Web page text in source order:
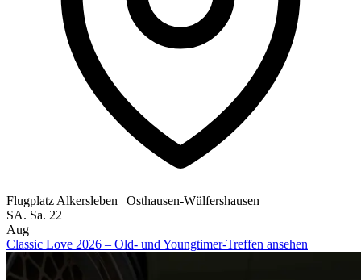
Flugplatz Alkersleben | Osthausen-Wülfershausen
SA. Sa. 22
Aug
Classic Love 2026 – Old- und Youngtimer-Treffen ansehen